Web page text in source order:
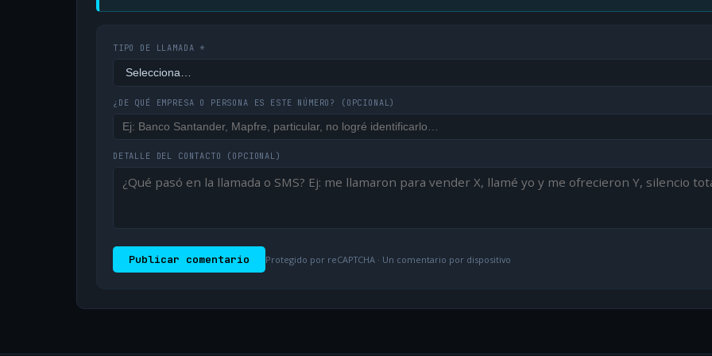
TIPO DE LLAMADA *
¿DE QUÉ EMPRESA O PERSONA ES ESTE NÚMERO? (OPCIONAL)
DETALLE DEL CONTACTO (OPCIONAL)
Publicar comentario Protegido por reCAPTCHA · Un comentario por dispositivo